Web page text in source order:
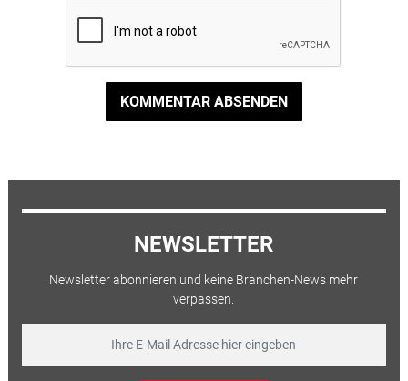
KOMMENTAR ABSENDEN
NEWSLETTER
Newsletter abonnieren und keine Branchen-News mehr
verpassen.